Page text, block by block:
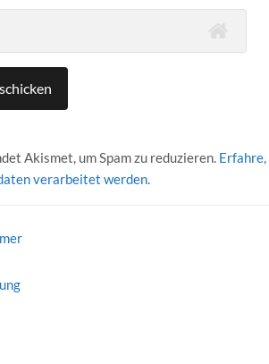
Akismet, um Spam zu reduzieren. Erfahre,
verarbeitet werden.